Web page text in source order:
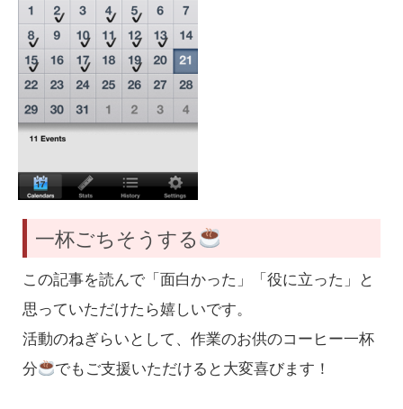
一杯ごちそうする
この記事を読んで「面白かった」「役に立った」と
思っていただけたら嬉しいです。
活動のねぎらいとして、作業のお供のコーヒー一杯
分
でもご支援いただけると大変喜びます！